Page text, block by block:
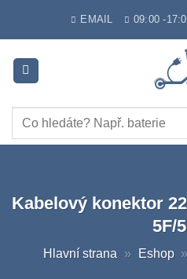
EMAIL 09:00 -
Hledat:
Kabelový konektor
5F/
Hlavní strana » Eshop »